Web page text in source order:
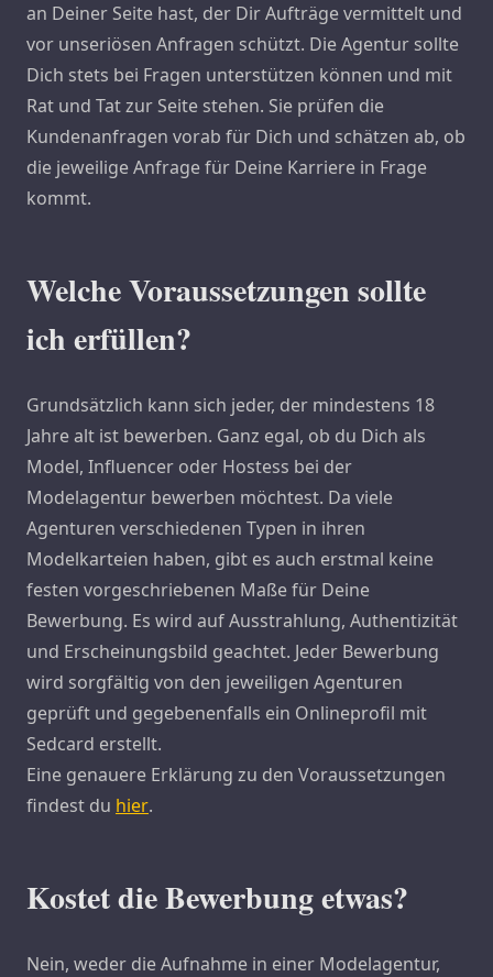
an Deiner Seite hast, der Dir Aufträge vermittelt und
vor unseriösen Anfragen schützt. Die Agentur sollte
Dich stets bei Fragen unterstützen können und mit
Rat und Tat zur Seite stehen. Sie prüfen die
Kundenanfragen vorab für Dich und schätzen ab, ob
die jeweilige Anfrage für Deine Karriere in Frage
kommt.
Welche Voraussetzungen sollte
ich erfüllen?
Grundsätzlich kann sich jeder, der mindestens 18
Jahre alt ist bewerben. Ganz egal, ob du Dich als
Model, Influencer oder Hostess bei der
Modelagentur bewerben möchtest. Da viele
Agenturen verschiedenen Typen in ihren
Modelkarteien haben, gibt es auch erstmal keine
festen vorgeschriebenen Maße für Deine
Bewerbung. Es wird auf Ausstrahlung, Authentizität
und Erscheinungsbild geachtet. Jeder Bewerbung
wird sorgfältig von den jeweiligen Agenturen
geprüft und gegebenenfalls ein Onlineprofil mit
Sedcard erstellt.
Eine genauere Erklärung zu den Voraussetzungen
findest du hier.
Kostet die Bewerbung etwas?
Nein, weder die Aufnahme in einer Modelagentur,